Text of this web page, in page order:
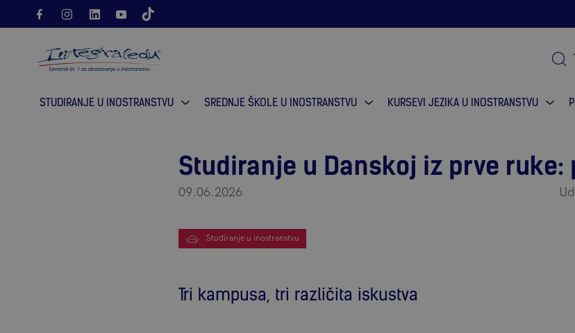
STUDIRANJE U INOSTRANSTVU SREDNJE ŠKOLE U INOSTRANSTVU KURSEVI JEZIKA U INOSTRANSTVU
Studiranje u Danskoj iz prve ruke:
09.06.2026
Studiranje u inostranstvu
Tri kampusa, tri različita iskustva
Molimo vas pokušajte ponovno.